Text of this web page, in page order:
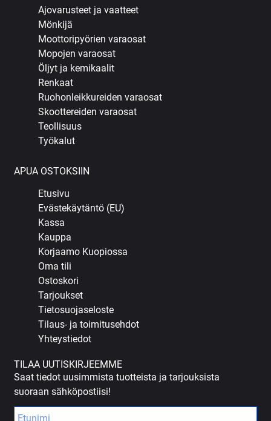
Ajovarusteet ja vaatteet
Mönkijä
Moottoripyörien varaosat
Mopojen varaosat
Öljyt ja kemikaalit
Renkaat
Ruohonleikkureiden varaosat
Skoottereiden varaosat
Teollisuus
Työkalut
APUA OSTOKSIIN
Etusivu
Evästekäytäntö (EU)
Kassa
Kauppa
Korjaamo Kuopiossa
Oma tili
Ostoskori
Tarjoukset
Tietosuojaseloste
Tilaus- ja toimitusehdot
Yhteystiedot
TILAA UUTISKIRJEEMME
Saat tiedot uusimmista tuotteista ja tarjouksista
suoraan sähköpostiisi!